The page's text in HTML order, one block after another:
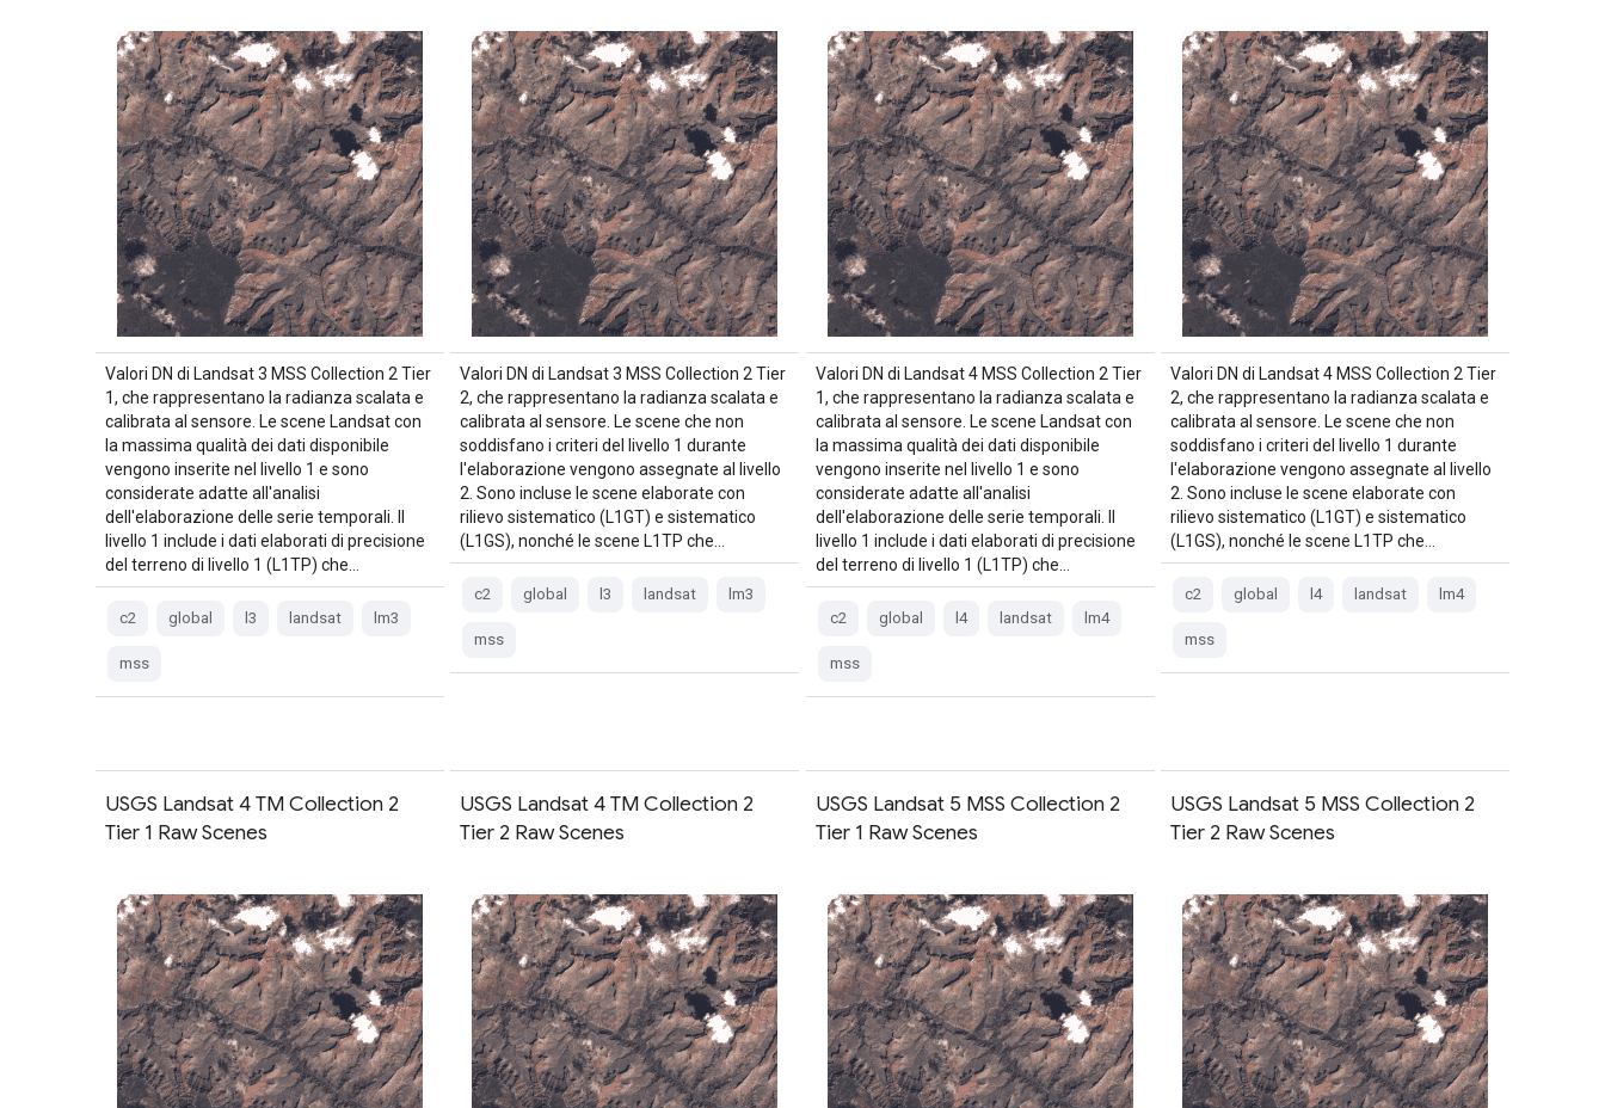
Valori DN di Landsat 3 MSS Collection 2 Tier
1, che rappresentano la radianza scalata e
calibrata al sensore. Le scene Landsat con
la massima qualità dei dati disponibile
vengono inserite nel livello 1 e sono
considerate adatte all'analisi
dell'elaborazione delle serie temporali. Il
livello 1 include i dati elaborati di precisione
del terreno di livello 1 (L1TP) che…
c2 global l3 landsat lm3
mss
Valori DN di Landsat 3 MSS Collection 2 Tier
2, che rappresentano la radianza scalata e
calibrata al sensore. Le scene che non
soddisfano i criteri del livello 1 durante
l'elaborazione vengono assegnate al livello
2. Sono incluse le scene elaborate con
rilievo sistematico (L1GT) e sistematico
(L1GS), nonché le scene L1TP che…
c2 global l3 landsat lm3
mss
Valori DN di Landsat 4 MSS Collection 2 Tier
1, che rappresentano la radianza scalata e
calibrata al sensore. Le scene Landsat con
la massima qualità dei dati disponibile
vengono inserite nel livello 1 e sono
considerate adatte all'analisi
dell'elaborazione delle serie temporali. Il
livello 1 include i dati elaborati di precisione
del terreno di livello 1 (L1TP) che…
c2 global l4 landsat lm4
mss
Valori DN di Landsat 4 MSS Collection 2 Tier
2, che rappresentano la radianza scalata e
calibrata al sensore. Le scene che non
soddisfano i criteri del livello 1 durante
l'elaborazione vengono assegnate al livello
2. Sono incluse le scene elaborate con
rilievo sistematico (L1GT) e sistematico
(L1GS), nonché le scene L1TP che…
c2 global l4 landsat lm4
mss
USGS Landsat 4 TM Collection 2
Tier 1 Raw Scenes
USGS Landsat 4 TM Collection 2
Tier 2 Raw Scenes
USGS Landsat 5 MSS Collection 2
Tier 1 Raw Scenes
USGS Landsat 5 MSS Collection 2
Tier 2 Raw Scenes